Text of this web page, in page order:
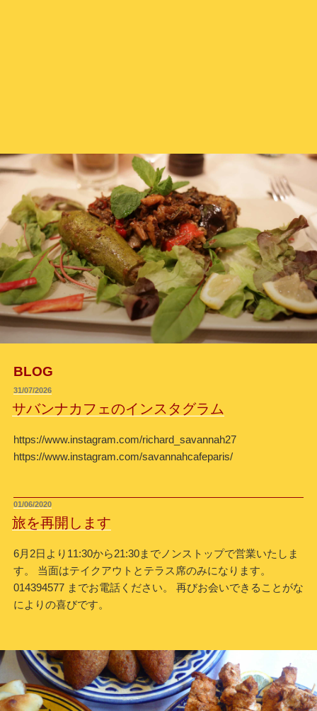
BLOG
投
稿
日:
31/07/2026
サバンナカフェのインスタグラム
https://www.instagram.com/richard_savannah27
https://www.instagram.com/savannahcafeparis/
投
稿
日:
01/06/2020
旅を再開します
6月2日より11:30から21:30までノンストップで営業いたしま
す。 当面はテイクアウトとテラス席のみになります。
014394577 までお電話ください。 再びお会いできることがな
によりの喜びです。